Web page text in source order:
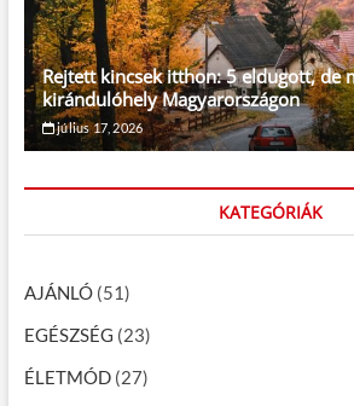
Rejtett kincsek itthon: 5 eldugott, de
kirándulóhely Magyarországon
július 17, 2026
KATEGÓRIÁK
AJÁNLÓ(51)
EGÉSZSÉG (23)
ÉLETMÓD(27)